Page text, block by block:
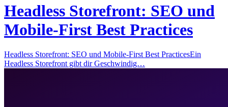
Headless Storefront: SEO und
Mobile-First Best Practices
Headless Storefront: SEO und Mobile-First Best PracticesEin
Headless Storefront gibt dir Geschwindig…